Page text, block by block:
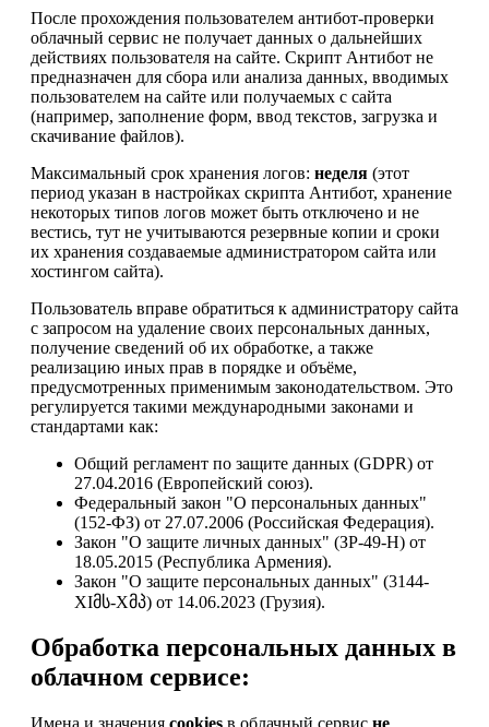
После прохождения пользователем антибот-проверки
облачный сервис не получает данных о дальнейших
действиях пользователя на сайте. Скрипт Антибот не
предназначен для сбора или анализа данных, вводимых
пользователем на сайте или получаемых с сайта
(например, заполнение форм, ввод текстов, загрузка и
скачивание файлов).
Максимальный срок хранения логов: неделя (этот
период указан в настройках скрипта Антибот, хранение
некоторых типов логов может быть отключено и не
вестись, тут не учитываются резервные копии и сроки
их хранения создаваемые администратором сайта или
хостингом сайта).
Пользователь вправе обратиться к администратору сайта
с запросом на удаление своих персональных данных,
получение сведений об их обработке, а также
реализацию иных прав в порядке и объёме,
предусмотренных применимым законодательством. Это
регулируется такими международными законами и
стандартами как:
Общий регламент по защите данных (GDPR) от
27.04.2016 (Европейский союз).
Федеральный закон "О персональных данных"
(152-ФЗ) от 27.07.2006 (Российская Федерация).
Закон "О защите личных данных" (ЗР-49-Н) от
18.05.2015 (Республика Армения).
Закон "О защите персональных данных" (3144-
XIმს-Xმპ) от 14.06.2023 (Грузия).
Обработка персональных данных в
облачном сервисе: